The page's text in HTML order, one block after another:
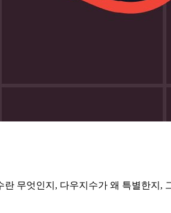
무엇인지, 다우지수가 왜 특별한지,